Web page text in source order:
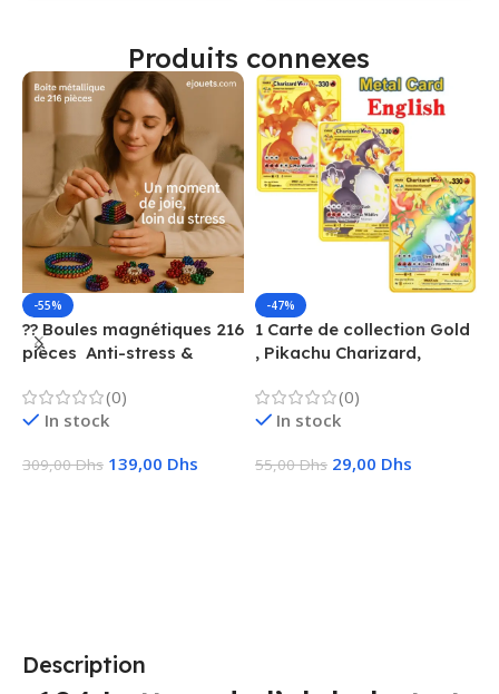
Produits connexes
-55%
?? Boules magnétiques 216
pièces  Anti-stress &
(0)
In stock
309,00Dhs 139,00 Dhs
-47%
1 Carte de collection Gold
, Pikachu Charizard,
(0)
In stock
55,00Dhs 29,00 Dhs
Description